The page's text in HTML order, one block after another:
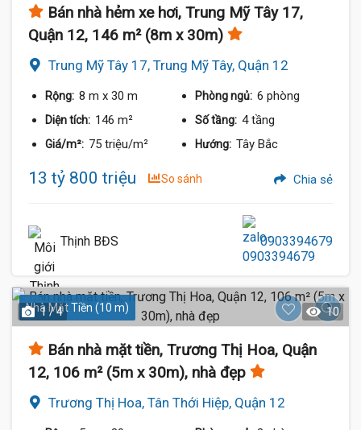
Bán nhà hẻm xe hơi, Trung Mỹ Tây 17,
Quận 12, 146 m² (8m x 30m)
Trung Mỹ Tây 17, Trung Mỹ Tây, Quận 12
Rộng: 8 m x 30 m Phòng ngủ: 6 phòng
Diện tích: 146 m² Số tầng: 4 tầng
Giá/m²: 75 triệu/m² Hướng: Tây Bắc
13 tỷ 800 triệu So sánh Chia sẻ
Thịnh BĐS 0903394679
Nhà Mặt Tiền (10 m)
1 / 4 10
Bán nhà mặt tiền, Trương Thị Hoa, Quận
12, 106 m² (5m x 30m), nhà đẹp
Trương Thị Hoa, Tân Thới Hiệp, Quận 12